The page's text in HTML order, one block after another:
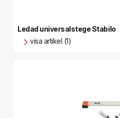
Ledad universalstege Stabilo
visa artikel (1)